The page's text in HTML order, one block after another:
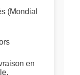
(Mondial
en